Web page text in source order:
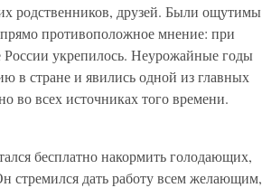
родственников, друзей. Были ощутимы
противоположное мнение: при
укрепилось. Неурожайные годы
в стране и явились одной из главных
во всех источниках того времени.
бесплатно накормить голодающих,
стремился дать работу всем желающим,